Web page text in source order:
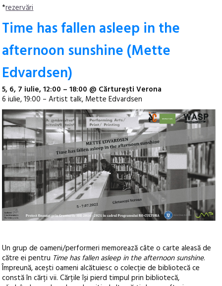
*rezervări
Time has fallen asleep in the
afternoon sunshine (Mette
Edvardsen)
5, 6, 7 iulie, 12:00 – 18:00 @ Cărturești Verona
6 iulie, 19:00 – Artist talk, Mette Edvardsen
Un grup de oameni/performeri memorează câte o carte aleasă de
către ei pentru Time has fallen asleep in the afternoon sunshine.
Împreună, acești oameni alcătuiesc o colecție de bibliotecă ce
constă în cărți vii. Cărțile își pierd timpul prin bibliotecă,